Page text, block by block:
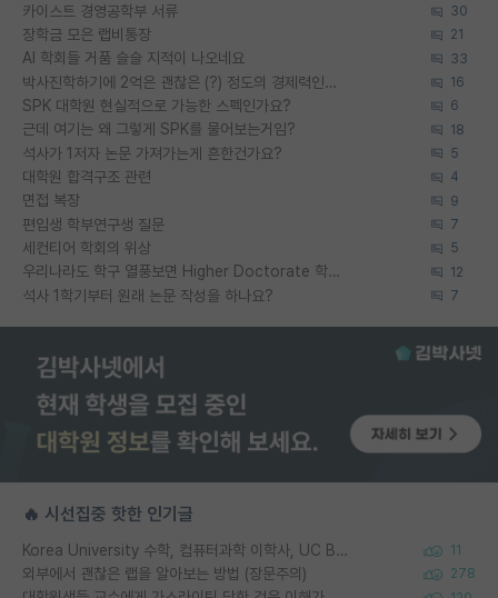
카이스트 경영공학부 서류 30
장학금 모은 랩비통장 21
AI 학회들 거품 슬슬 지적이 나오네요 33
박사진학하기에 2억은 괜찮은 (?) 정도의 경제력인가요 16
SPK 대학원 현실적으로 가능한 스펙인가요? 6
근데 여기는 왜 그렇게 SPK를 물어보는거임? 18
석사가 1저자 논문 가져가는게 흔한건가요? 5
대학원 합격구조 관련 4
면접 복장 9
편입생 학부연구생 질문 7
세컨티어 학회의 위상 5
우리나라도 학구 열풍보면 Higher Doctorate 학위가 필요하다고 봅니다. 12
석사 1학기부터 원래 논문 작성을 하나요? 7
🔥 시선집중 핫한 인기글
Korea University 수학, 컴퓨터과학 이학사, UC Berkeley 산업공학 대학원 공학박사가 되는 것은 쉽지 않겠죠? 11
외부에서 괜찮은 랩을 알아보는 방법 (장문주의) 278